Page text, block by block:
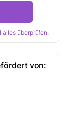
alles überprüfen.
von: